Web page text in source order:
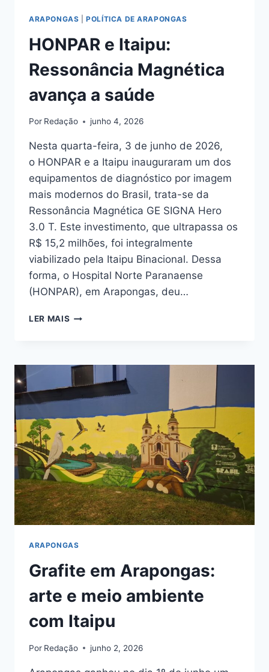
ARAPONGAS |POLÍTICA DE ARAPONGAS
HONPAR e Itaipu:
Ressonância Magnética
avança a saúde
Por Redação junho 4, 2026
Nesta quarta-feira, 3 de junho de 2026,
o HONPAR e a Itaipu inauguraram um dos
equipamentos de diagnóstico por imagem
mais modernos do Brasil, trata-se da
Ressonância Magnética GE SIGNA Hero
3.0 T. Este investimento, que ultrapassa os
R$ 15,2 milhões, foi integralmente
viabilizado pela Itaipu Binacional. Dessa
forma, o Hospital Norte Paranaense
(HONPAR), em Arapongas, deu…
LER MAIS HONPAR
MAGNÉTICA
AVANÇA
A
SAÚDE
ARAPONGAS
Grafite em Arapongas:
arte e meio ambiente
com Itaipu
Por Redação junho 2, 2026